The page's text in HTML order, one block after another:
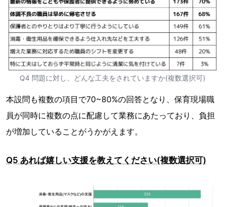
Q4 問題に対し、どんな工夫をされていますか(複数選択可)
本設問も複数の項目で70~80%の回答となり、保育現場職
員が同時に複数の点に配慮して業務にあたっており、負担
が増加していることがうかがえます。
Q5 あれば嬉しい支援を教えてください(複数選択可)